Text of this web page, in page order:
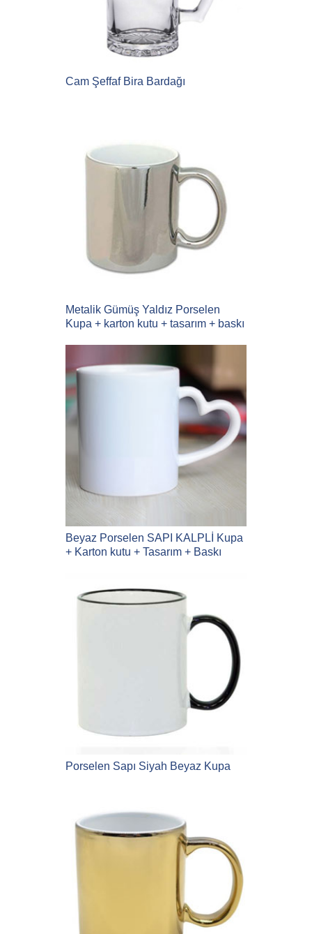
Cam Şeffaf Bira Bardağı
Metalik Gümüş Yaldız Porselen
Kupa + karton kutu + tasarım + baskı
Beyaz Porselen SAPI KALPLİ Kupa
+ Karton kutu + Tasarım + Baskı
Porselen Sapı Siyah Beyaz Kupa